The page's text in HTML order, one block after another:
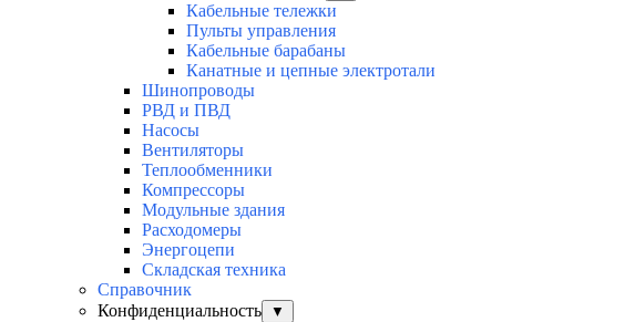
Кабельные тележки
Пульты управления
Кабельные барабаны
Канатные и цепные электротали
Шинопроводы
РВД и ПВД
Насосы
Вентиляторы
Теплообменники
Компрессоры
Модульные здания
Расходомеры
Энергоцепи
Складская техника
Справочник
Конфиденциальность
▼